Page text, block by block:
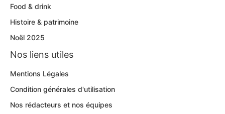
Food & drink
Histoire & patrimoine
Noël 2025
Nos liens utiles
Mentions Légales
Condition générales d'utilisation
Nos rédacteurs et nos équipes